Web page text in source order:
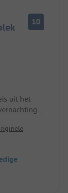
10
uit het
met
camping